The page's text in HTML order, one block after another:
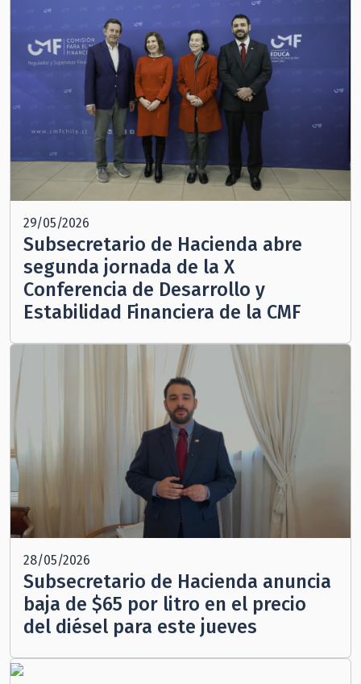
29/05/2026
Subsecretario de Hacienda abre
segunda jornada de la X
Conferencia de Desarrollo y
Estabilidad Financiera de la CMF
28/05/2026
Subsecretario de Hacienda anuncia
baja de $65 por litro en el precio
del diésel para este jueves